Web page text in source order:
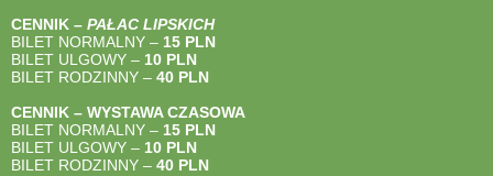
CENNIK – PAŁAC LIPSKICH
BILET NORMALNY – 15 PLN
BILET ULGOWY – 10 PLN
BILET RODZINNY – 40 PLN
CENNIK – WYSTAWA CZASOWA
BILET NORMALNY – 15 PLN
BILET ULGOWY – 10 PLN
BILET RODZINNY – 40 PLN